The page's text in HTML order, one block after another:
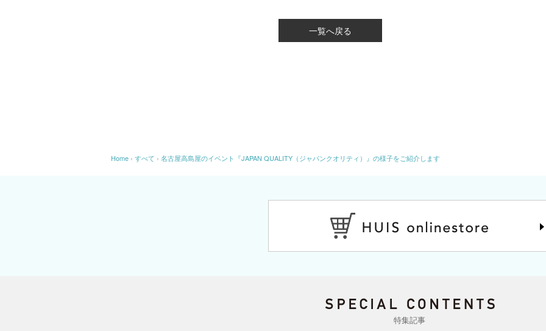
一覧へ戻る
Home › すべて › 名古屋高島屋のイベント『JAPAN QUALITY（ジャパンクオリティ）』の様子をご紹介します
特集記事